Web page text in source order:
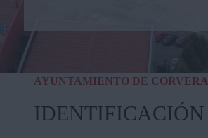
AYUNTAMIENTO DE CORVERA
IDENTIFICACIÓN